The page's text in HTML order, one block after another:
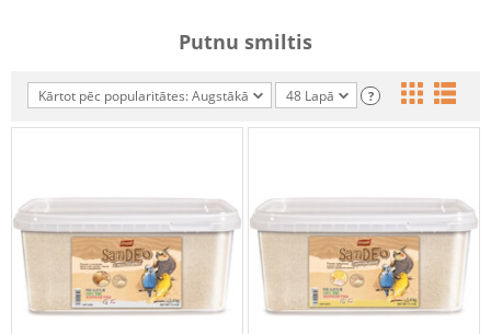
Putnu smiltis
Kārtot pēc popularitātes: Augstākā 48 Lapā ?